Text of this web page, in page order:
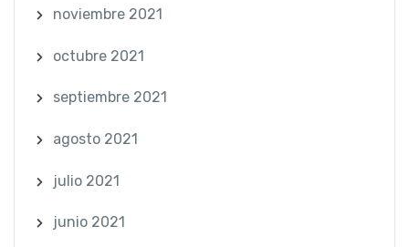
noviembre 2021
octubre 2021
septiembre 2021
agosto 2021
julio 2021
junio 2021